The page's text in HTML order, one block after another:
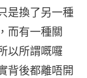
是換了另一種
而有一種關
以所謂嘅囉
背後都離唔開